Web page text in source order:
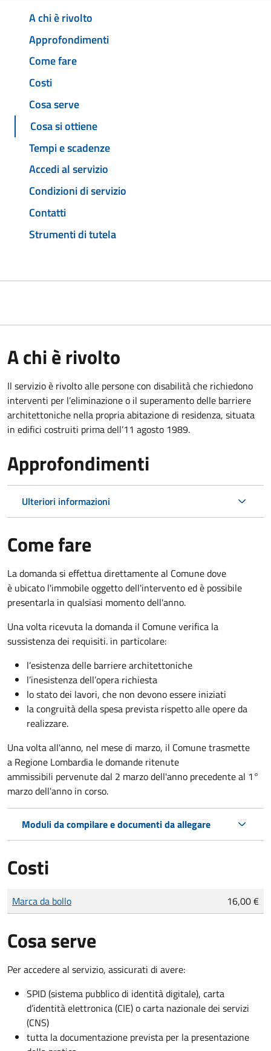
A chi è rivolto
Approfondimenti
Come fare
Costi
Cosa serve
Cosa si ottiene
Tempi e scadenze
Accedi al servizio
Condizioni di servizio
Contatti
Strumenti di tutela
A chi è rivolto
Il servizio è rivolto alle persone con disabilità che richiedono
interventi per l’eliminazione o il superamento delle barriere
architettoniche nella propria abitazione di residenza, situata
in edifici costruiti prima dell’11 agosto 1989.
Approfondimenti
Ulteriori informazioni
Come fare
La domanda si effettua direttamente al Comune dove
è ubicato l'immobile oggetto dell'intervento ed è possibile
presentarla in qualsiasi momento dell'anno.
Una volta ricevuta la domanda il Comune verifica la
sussistenza dei requisiti. in particolare:
l’esistenza delle barriere architettoniche
l’inesistenza dell’opera richiesta
lo stato dei lavori, che non devono essere iniziati
la congruità della spesa prevista rispetto alle opere da
realizzare.
Una volta all'anno, nel mese di marzo, il Comune trasmette
a Regione Lombardia le domande ritenute
ammissibili pervenute dal 2 marzo dell'anno precedente al 1°
marzo dell'anno in corso.
Moduli da compilare e documenti da allegare
Costi
Tipo di pagamento
Importo
Marca da bollo 16,00 €
Cosa serve
Per accedere al servizio, assicurati di avere:
SPID (sistema pubblico di identità digitale), carta
d’identità elettronica (CIE) o carta nazionale dei servizi
(CNS)
tutta la documentazione prevista per la presentazione